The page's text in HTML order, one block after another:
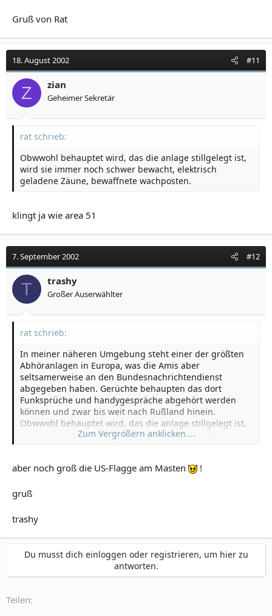
Gruß von Rat
18. August 2002 #11
Z zian
Geheimer Sekretär
rat schrieb:
Obwwohl behauptet wird, das die anlage stillgelegt ist,
wird sie immer noch schwer bewacht, elektrisch
geladene Zäune, bewaffnete wachposten.
klingt ja wie area 51
7. September 2002 #12
T trashy
Großer Auserwählter
rat schrieb:
In meiner näheren Umgebung steht einer der größten
Abhöranlagen in Europa, was die Amis aber
seltsamerweise an den Bundesnachrichtendienst
abgegeben haben. Gerüchte behaupten das dort
Funksprüche und handygespräche abgehört werden
können und zwar bis weit nach Rußland hinein.
Obwwohl behauptet wird, das die anlage stillgelegt ist,
wird sie immer noch schwer bewacht, elektrisch
kennen, sie ist eigentlich nicht zu übersehen.
Zum Vergrößern anklicken....
aber noch groß die US-Flagge am Masten !
gruß
trashy
Du musst dich einloggen oder registrieren, um hier zu
antworten.
Teilen: